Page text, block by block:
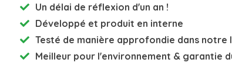
Un délai de réflexion d'un an !
Développé et produit en interne
Testé de manière approfondie dans notre
Meilleur pour l'environnement & garantie